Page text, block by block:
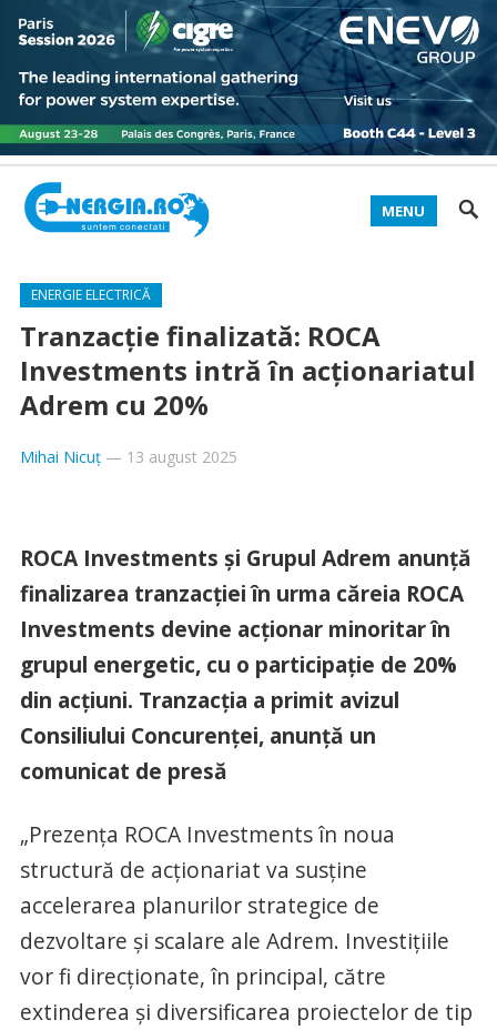
MENU
ENERGIE ELECTRICĂ
Tranzacție finalizată: ROCA
Investments intră în acționariatul
Adrem cu 20%
Mihai Nicuț— 13 august 2025
ROCA Investments și Grupul Adrem anunță
finalizarea tranzacției în urma căreia ROCA
Investments devine acționar minoritar în
grupul energetic, cu o participație de 20%
din acțiuni. Tranzacția a primit avizul
Consiliului Concurenței, anunță un
comunicat de presă
„Prezența ROCA Investments în noua
structură de acționariat va susține
accelerarea planurilor strategice de
dezvoltare și scalare ale Adrem. Investițiile
vor fi direcționate, în principal, către
extinderea și diversificarea proiectelor de tip